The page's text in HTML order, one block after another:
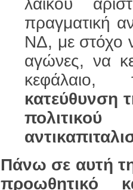
λαϊκού
πραγματική
ΝΔ, με στόχο
αγώνες, να
κεφάλαιο,
κατεύθυνση
Πάνω σε αυτή
προωθητικό